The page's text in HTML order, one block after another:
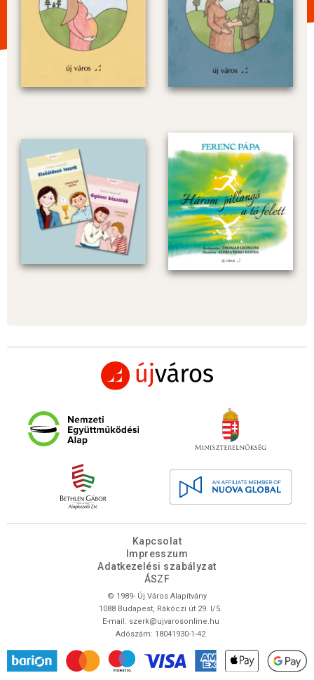
Kapcsolat
Impresszum
Adatkezelési szabályzat
ÁSZF
© 1989- Új Város Alapítvány
1088 Budapest, Rákóczi út 29. I/5.
E-mail: szerk@ujvarosonline.hu
Adószám: 18041930-1-42